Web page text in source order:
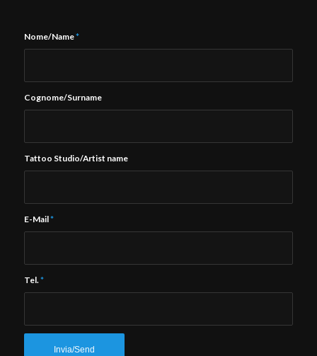
Nome/Name*
Cognome/Surname
Tattoo Studio/Artist name
E-Mail*
Tel.*